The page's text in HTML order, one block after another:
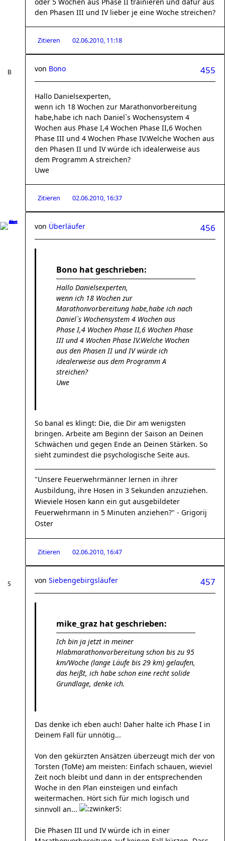
den Phasen III und IV lieber je eine Woche streichen?
Zitieren 02.06.2010, 11:18
455
von Bono
Hallo Danielsexperten,
wenn ich 18 Wochen zur Marathonvorbereitung
habe,habe ich nach Daniel`s Wochensystem 4
Wochen aus Phase I,4 Wochen Phase II,6 Wochen
Phase III und 4 Wochen Phase IV.Welche Wochen aus
den Phasen II und IV würde ich idealerweise aus
dem Programm A streichen?
Uwe
Zitieren 02.06.2010, 16:37
456
von Überläufer
Bono hat geschrieben:
Hallo Danielsexperten,
wenn ich 18 Wochen zur
Marathonvorbereitung habe,habe ich nach
Daniel`s Wochensystem 4 Wochen aus
Phase I,4 Wochen Phase II,6 Wochen Phase
III und 4 Wochen Phase IV.Welche Wochen
aus den Phasen II und IV würde ich
idealerweise aus dem Programm A
streichen?
Uwe
So banal es klingt: Die, die Dir am wenigsten
bringen. Arbeite am Beginn der Saison an Deinen
Schwächen und gegen Ende an Deinen Stärken. So
sieht zumindest die psychologische Seite aus.
"Unsere Feuerwehrmänner lernen in ihrer
Ausbildung, ihre Hosen in 3 Sekunden anzuziehen.
Wieviele Hosen kann ein gut ausgebildeter
Feuerwehrmann in 5 Minuten anziehen?" - Grigorij
Oster
Zitieren 02.06.2010, 16:47
457
von Siebengebirgsläufer
mike_graz hat geschrieben:
Ich bin ja jetzt in meiner
Hlabmarathonvorbereitung schon bis zu 95
km/Woche (lange Läufe bis 29 km) gelaufen,
das heißt, ich habe schon eine recht solide
Grundlage, denke ich.
Das denke ich eben auch! Daher halte ich Phase I in
Deinem Fall für unnötig...
Von den gekürzten Ansätzen überzeugt mich der von
Torsten (ToMe) am meisten: Einfach schauen, wieviel
Zeit noch bleibt und dann in der entsprechenden
Woche in den Plan einsteigen und einfach
weitermachen. Hört sich für mich logisch und
sinnvoll an...
Die Phasen III und IV würde ich in einer